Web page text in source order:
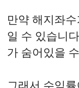
만약 해지좌
일 수 있습니
가 숨어있을
그래서 수익